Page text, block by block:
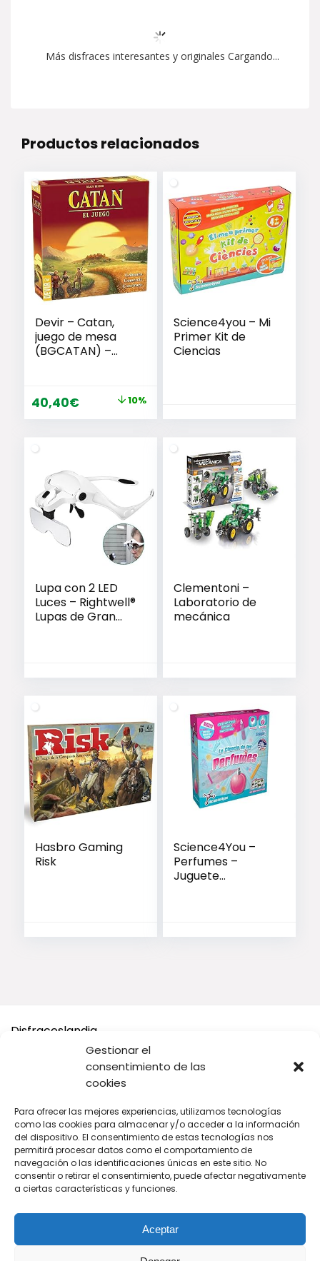
Gestionar el
consentimiento de las
cookies
Para ofrecer las mejores experiencias, utilizamos tecnologías
como las cookies para almacenar y/o acceder a la información
del dispositivo. El consentimiento de estas tecnologías nos
permitirá procesar datos como el comportamiento de
navegación o las identificaciones únicas en este sitio. No
consentir o retirar el consentimiento, puede afectar negativamente
a ciertas características y funciones.
Aceptar
Más disfraces interesantes y originales Cargando...
Productos relacionados
Devir – Catan,
juego de mesa
(BGCATAN) –
El
precio
era:
45,00€.
40,40€El
precio
40,40€.
10%
Science4you – Mi
Primer Kit de
Ciencias
Lupa con 2 LED
Luces – Rightwell®
Lupas de Gran
dadura,Eliminar
Pequeñas,Joyería
y Relojería – 5
Lentes
Intercambiables
(1.0X a 3.5X)
Clementoni –
Laboratorio de
mecánica
Hasbro Gaming
Risk
Science4You –
Perfumes –
Juguete
Disfraceslandia
Buscamos Disfraces Originales y divertidos, así como todo
tipo de accesorios y complementos para tu disfraz o tus
A cambio solo te pedimos que si vas a comprar en Amazon,
compres desde nuestros enlaces.
De cada venta recibimos una pequeña comisión para seguir
manteniendo este sitio web tan original y divertido para ti.